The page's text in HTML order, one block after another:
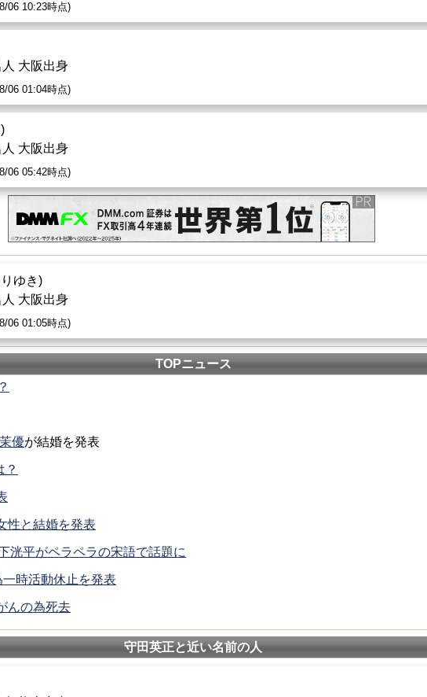
06 10:23時点)
大阪出身
06 01:04時点)
大阪出身
06 05:42時点)
ゆき)
大阪出身
06 01:05時点)
TOPニュース
優が結婚を発表
？
性と結婚を発表
洸平がペラペラの宋語で話題に
時活動休止を発表
んの為死去
守田英正と近い名前の人